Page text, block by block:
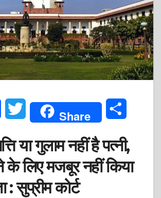
c
e
i
t
t
Share
a
r
या गुलाम नहीं है पत्नी,
के लिए मजबूर नहीं किया
सुप्रीम कोर्ट